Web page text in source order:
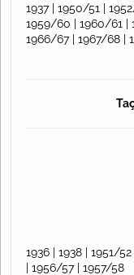
1937 | 1950/51 |
1959/60 | 1960/61 |
1966/67 | 1967/68 |
1936 | 1938 | 1951/
| 1956/57 | 1957/58